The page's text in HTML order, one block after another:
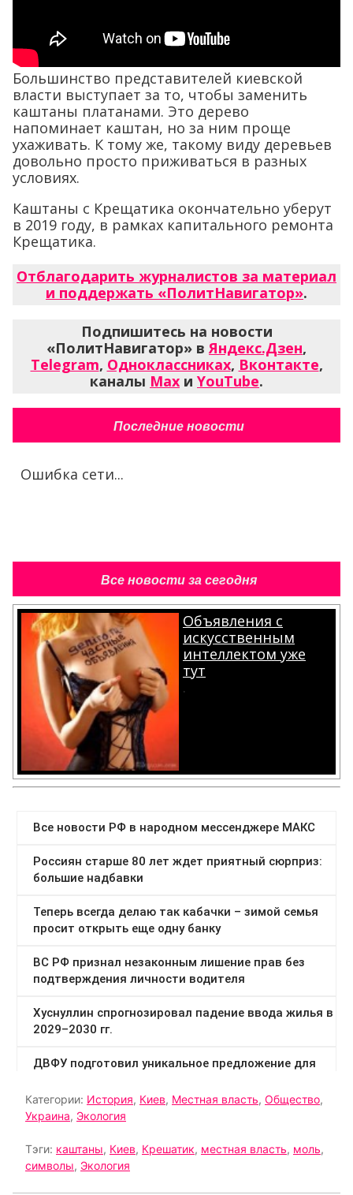
Большинство представителей киевской
власти выступает за то, чтобы заменить
каштаны платанами. Это дерево
напоминает каштан, но за ним проще
ухаживать. К тому же, такому виду деревьев
довольно просто приживаться в разных
условиях.
Каштаны с Крещатика окончательно уберут
в 2019 году, в рамках капитального ремонта
Крещатика.
Отблагодарить журналистов за материал
и поддержать «ПолитНавигатор».
Подпишитесь на новости
«ПолитНавигатор» вЯндекс.Дзен,
Telegram, Одноклассниках, Вконтакте,
каналы Max и YouTube.
Последние новости
Ошибка сети...
Все новости за сегодня
Объявления с
искусственным
интеллектом уже
тут
.
Категории: История, Киев, Местная власть, Общество,
Украина, Экология
Тэги: каштаны, Киев, Крешатик, местная власть, моль,
символы, Экология